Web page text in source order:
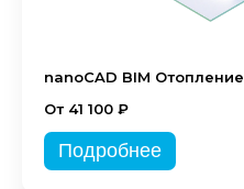
nanoCAD BIM Отопление
От 41 100 ₽
Подробнее